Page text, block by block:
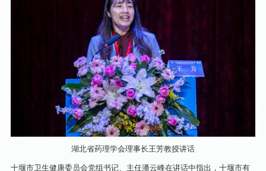
湖北省药理学会理事长王芳教授讲话
十堰市卫生健康委员会党组书记、主任潘云峰在讲话中指出，十堰市有